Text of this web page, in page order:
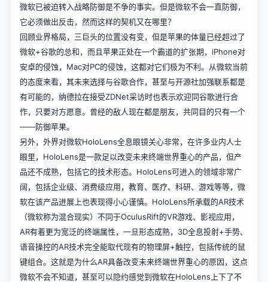
微软已被迫转入战略防御是不争的事实。但是微软不会一直防御，
它必须做出反击，然而这样的契机又在哪里？
回顾业界格局，三巨头的位置没有变，但是苹果的体量已经超过了
微软+谷歌的总和，而且苹果正处在一个霸道的扩张期，iPhone对
安卓的侵蚀，Mac对PC的侵蚀，这都对它们极为不利。从微软当前
的态度来看，其未来选择与谷歌合作，甚至与开源社加强联系都是
有可能的，纳德拉在接受ZDNet采访时也表示欢迎同谷歌进行合
作，只要对方愿意。曾经的敌人现在都是朋友，共同目的只有一个
——防御苹果。
另外，外界对微软HoloLens全息眼镜关心非常，在许多业内人士
眼里，HoloLens是一款足以改变未来终端世界重心的产品，但产
品还不成熟，包括它的技术形态。HoloLens可进入的领域非常广
阔，包括企业级、消费级应用，教育、医疗、科研、游戏等等，微
软在该产品进展上也表现得小心谨慎。HoloLens所承载的AR技术
（微软称为混合现实）不同于OculusRift的VR游戏、影视应用，
AR有着更为宽泛的终端属性，一旦形态成熟，3D全息投射+手势、
语音操控的AR技术完全能取代现有的物理屏+触控，包括传统的鼠
键组合。这就是为什么AR具备改变未来终端世界重心的原因，这点
微软不会不知道，甚至可以隐约感觉到微软在HoloLens上下了不